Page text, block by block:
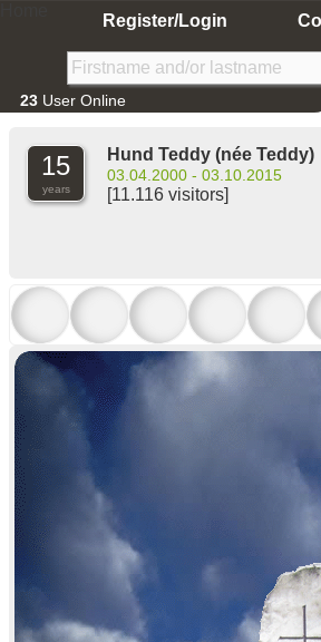
Register/Login
23 User Online
15
years
Hund Teddy (née Teddy)
03.04.2000 - 03.10.2015
[11.116 visitors]